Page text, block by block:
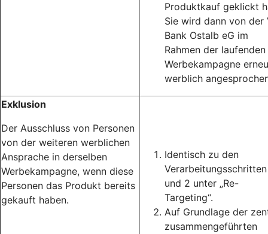
Produktkauf geklickt
Sie wird dann von der
Bank Ostalb eG im
Rahmen der laufenden
Werbekampagne
werblich
Exklusion
Der Ausschluss von Personen
von der weiteren werblichen
Ansprache in derselben
Werbekampagne, wenn diese
Personen das Produkt bereits
gekauft haben.
Identisch zu den
Verarbeitungsschritten
und 2 unter „Re-
Targeting“.
Auf Grundlage der
zusammengeführten